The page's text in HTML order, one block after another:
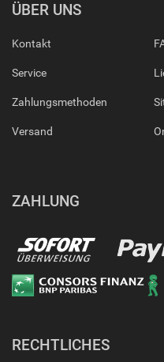
ÜBER UNS
Kontakt
Service
Zahlungsmethoden
Versand
ZAHLUNG
RECHTLICHES